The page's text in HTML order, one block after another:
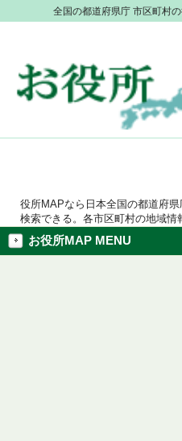
全国の都道府県庁 市区町村
役所MAPなら日本全国の都道府
検索できる。各市区町村の地域情
お役所MAP MENU